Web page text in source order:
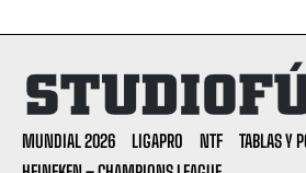
MUNDIAL 2026 LIGAPRO NTF
TABLAS Y